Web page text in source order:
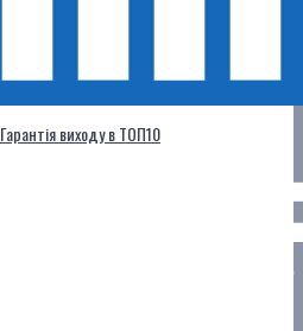
Гарантія виходу в ТОП10